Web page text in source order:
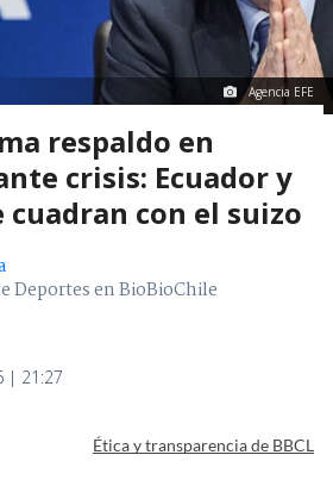
Agencia EFE
respaldo en
crisis: Ecuador y
cuadran con el suizo
Deportes en BioBioChile
| 21:27
Ética y transparencia de BBCL